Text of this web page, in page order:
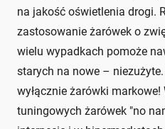
na jakość oświetlenia drogi.
zastosowanie żarówek o
wielu wypadkach pomoże
starych na nowe –
wyłącznie żarówki
tuningowych żarówek "no